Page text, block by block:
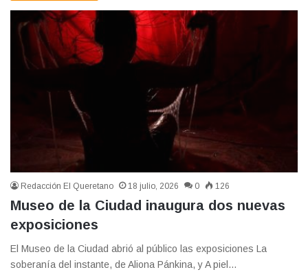
Redacción El Queretano 18 julio, 2026 0 126
Museo de la Ciudad inaugura dos nuevas
exposiciones
El Museo de la Ciudad abrió al público las exposiciones La
soberanía del instante, de Aliona Pánkina, y A piel…